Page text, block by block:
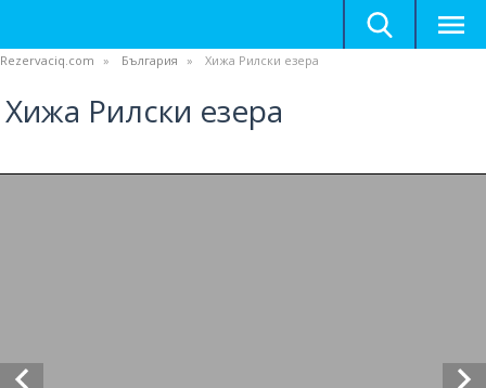
Rezervaciq.com България Хижа Рилски езера
Хижа Рилски езера